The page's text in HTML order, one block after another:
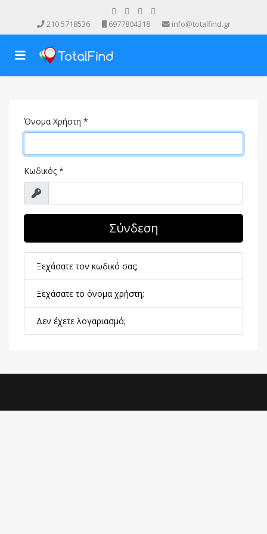
210 5718536 6977804318 info@totalfind.gr
Όνομα Χρήστη *
Κωδικός *
Προβολή
Σύνδεση
Ξεχάσατε τον κωδικό σας;
Ξεχάσατε το όνομα χρήστη;
Δεν έχετε λογαριασμό;